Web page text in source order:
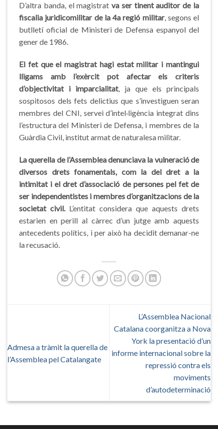
D’altra banda, el magistratva ser tinent auditor de la
fiscalia juridicomilitar de la 4a regió militar, segons el
butlletí oficial de Ministeri de Defensa espanyol del
gener de 1986.
El fet que el magistrat hagi estat militar i mantingui
lligams amb l’exèrcit pot afectar els criteris
d’objectivitat i imparcialitat, ja que els principals
sospitosos dels fets delictius que s’investiguen seran
membres del CNI, servei d’intel·ligència integrat dins
l’estructura del Ministeri de Defensa, i membres de la
Guàrdia Civil, institut armat de naturalesa militar.
La querella de l’Assemblea denunciava la vulneració de
diversos drets fonamentals, com la del dret a la
intimitat i el dret d’associació de persones pel fet de
ser independentistes i membres d’organitzacions de la
societat civil.L’entitat considera que aquests drets
estarien en perill al càrrec d’un jutge amb aquests
antecedents polítics, i per això ha decidit demanar-ne
la recusació.
Admesa a tràmit la querella de
l’Assemblea pel Catalangate
L’Assemblea Nacional
Catalana coorganitza a Nova
York la presentació d’un
informe internacional sobre la
repressió contra els
moviments
d’autodeterminació